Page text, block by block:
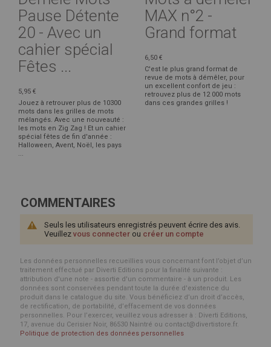
Pause Détente
20 - Avec un
cahier spécial
Fêtes ...
5,95 €
Jouez à retrouver plus de 10300
mots dans les grilles de mots
mélangés. Avec une nouveauté :
les mots en Zig Zag ! Et un cahier
spécial fêtes de fin d'année :
Halloween, Avent, Noël, les pays
...
MAX n°2 -
Grand format
6,50 €
C'est le plus grand format de
revue de mots à démêler, pour
un excellent confort de jeu :
retrouvez plus de 12 000 mots
dans ces grandes grilles !
COMMENTAIRES
Seuls les utilisateurs enregistrés peuvent écrire des avis.
Veuillez vous connecter ou créer un compte
Les données personnelles recueillies vous concernant font l’objet d’un
traitement effectué par Diverti Editions pour la finalité suivante :
attribution d'une note - assortie d'un commentaire - à un produit. Les
données sont conservées pendant toute la durée d'existence du
produit dans le catalogue du site. Vous bénéficiez d’un droit d’accès,
de rectification, de portabilité, d’effacement de vos données
personnelles. Pour l’exercer, veuillez vous adresser à : Diverti Editions,
17, avenue du Cerisier Noir, 86530 Naintré ou contact@divertistore.fr.
Politique de protection des données personnelles